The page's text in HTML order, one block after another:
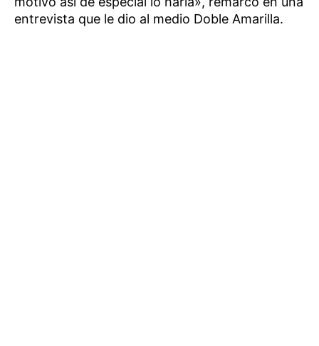
entrevista que le dio al medio Doble Amarilla.